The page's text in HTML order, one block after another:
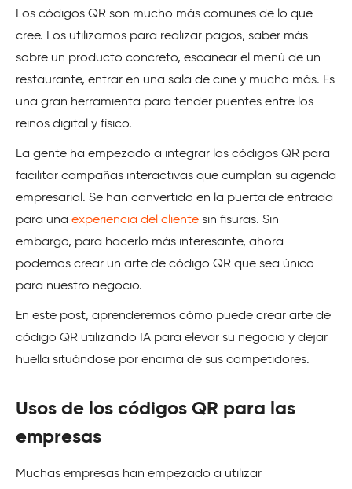
Los códigos QR son mucho más comunes de lo que
cree. Los utilizamos para realizar pagos, saber más
sobre un producto concreto, escanear el menú de un
restaurante, entrar en una sala de cine y mucho más. Es
una gran herramienta para tender puentes entre los
reinos digital y físico.
La gente ha empezado a integrar los códigos QR para
facilitar campañas interactivas que cumplan su agenda
empresarial. Se han convertido en la puerta de entrada
para una experiencia del cliente sin fisuras. Sin
embargo, para hacerlo más interesante, ahora
podemos crear un arte de código QR que sea único
para nuestro negocio.
En este post, aprenderemos cómo puede crear arte de
código QR utilizando IA para elevar su negocio y dejar
huella situándose por encima de sus competidores.
Usos de los códigos QR para las
empresas
Muchas empresas han empezado a utilizar